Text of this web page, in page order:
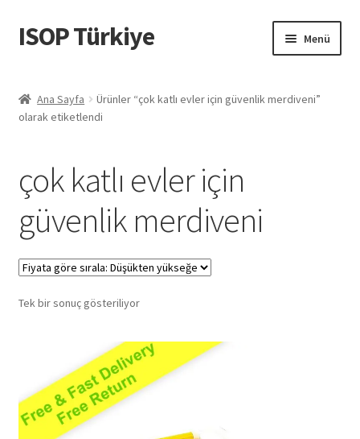
Dolaşıma
geç
İçeriğe
geç
ISOP Türkiye Menü
Spor ve Açık Hava
Toptan Satış
Politikası
Ana Sayfa
Ürünler “çok katlı evler için güvenlik merdiveni”
olarak etiketlendi
çok katlı evler için
güvenlik merdiveni
Tek bir sonuç gösteriliyor